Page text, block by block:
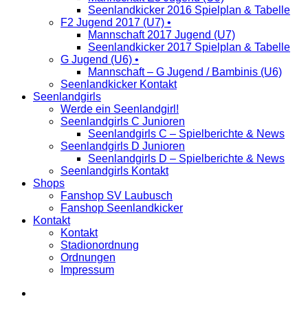
Seenlandkicker 2016 Spielplan & Tabelle
F2 Jugend 2017 (U7) •
Mannschaft 2017 Jugend (U7)
Seenlandkicker 2017 Spielplan & Tabelle
G Jugend (U6) •
Mannschaft – G Jugend / Bambinis (U6)
Seenlandkicker Kontakt
Seenlandgirls
Werde ein Seenlandgirl!
Seenlandgirls C Junioren
Seenlandgirls C – Spielberichte & News
Seenlandgirls D Junioren
Seenlandgirls D – Spielberichte & News
Seenlandgirls Kontakt
Shops
Fanshop SV Laubusch
Fanshop Seenlandkicker
Kontakt
Kontakt
Stadionordnung
Ordnungen
Impressum